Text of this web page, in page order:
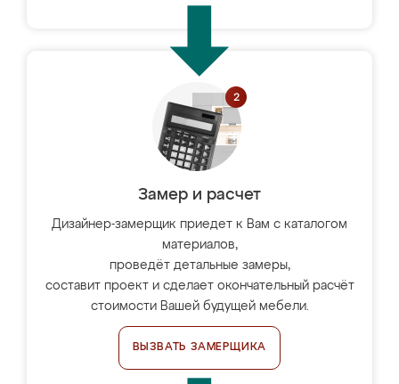
Замер и расчет
Дизайнер-замерщик приедет к Вам с каталогом
материалов,
проведёт детальные замеры,
составит проект и сделает окончательный расчёт
стоимости Вашей будущей мебели.
ВЫЗВАТЬ ЗАМЕРЩИКА